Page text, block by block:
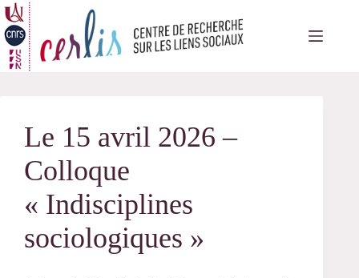
Passer
au
contenu
Le 15 avril 2026 –
Colloque
« Indisciplines
sociologiques »